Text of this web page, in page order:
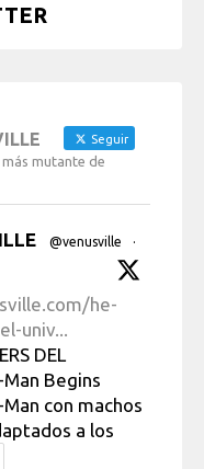
Seguir
mutante de
@venusville
·
he-
univ...
DEL
Man Begins
con machos
a los